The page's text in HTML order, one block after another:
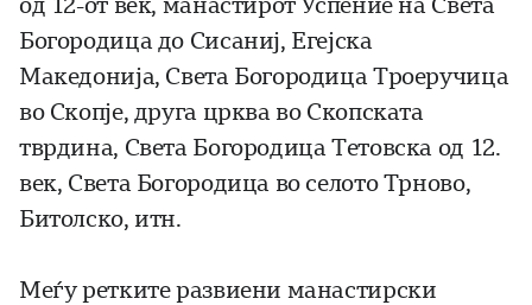
Богородица до Сисаниј, Егејска
Македонија, Света Богородица Троеручица
во Скопје, друга црква во Скопската
тврдина, Света Богородица Тетовска од 12.
век, Света Богородица во селото Трново,
Битолско, итн.
Меѓу ретките развиени манастирски